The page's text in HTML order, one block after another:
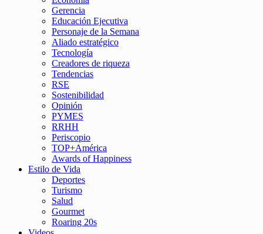
Gerencia
Educación Ejecutiva
Personaje de la Semana
Aliado estratégico
Tecnología
Creadores de riqueza
Tendencias
RSE
Sostenibilidad
Opinión
PYMES
RRHH
Periscopio
TOP+América
Awards of Happiness
Estilo de Vida
Deportes
Turismo
Salud
Gourmet
Roaring 20s